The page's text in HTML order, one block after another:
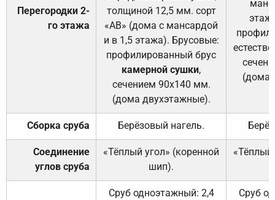
Перегородки 2-
го этажа
толщиной 12,5 мм. сорт
«АВ» (дома с мансардой
и в 1,5 этажа). Брусовые:
профилированный брус
камерной сушки,
сечением 90х140 мм.
(дома двухэтажные).
(дома
Сборка сруба Берёзовый нагель.
Соединение
углов сруба
«Тёплый угол» (коренной
шип).
«Тёплый
Сруб одноэтажный: 2,4
Сруб